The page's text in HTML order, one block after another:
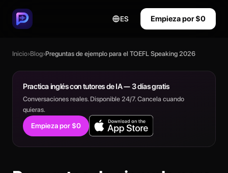
ES Empieza por $0
Inicio›Blog›Preguntas de ejemplo para el TOEFL Speaking 2026
Practica inglés con tutores de IA — 3 días gratis
Conversaciones reales. Disponible 24/7. Cancela cuando
quieras.
Empieza por $0